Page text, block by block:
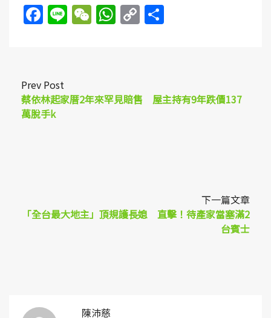
Facebook
LineWeChat
WhatsApp
Copy
Prev Post
蔡依林起家厝2年來罕見賠售 屋主持有9年跌價137
萬脫手k
下一篇文章
「全台最大地主」頂規護長媳 直擊！待產家當塞滿2
台賓士
陳沛慈